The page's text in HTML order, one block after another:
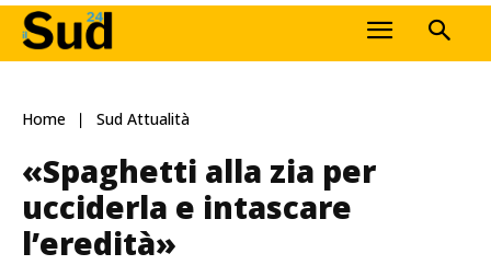
Home Sud Attualità
«Spaghetti alla zia per
ucciderla e intascare
l’eredità»